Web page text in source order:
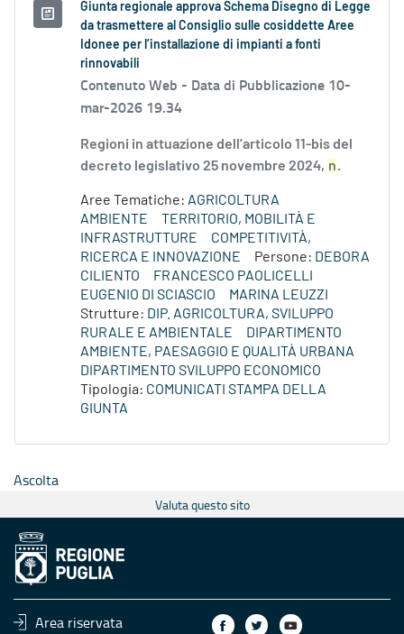
Giunta regionale approva Schema Disegno di Legge
da trasmettere al Consiglio sulle cosiddette Aree
Idonee per l’installazione di impianti a fonti
rinnovabili
Contenuto Web - Data di Pubblicazione 10-
mar-2026 19.34
Regioni in attuazione dell’articolo 11-bis del
decreto legislativo 25 novembre 2024, n.
Aree Tematiche: AGRICOLTURA
AMBIENTE
TERRITORIO, MOBILITÀ E
INFRASTRUTTURE
COMPETITIVITÀ,
RICERCA E INNOVAZIONE
Persone: DEBORA
CILIENTO
FRANCESCO PAOLICELLI
EUGENIO DI SCIASCIO
MARINA LEUZZI
Strutture: DIP. AGRICOLTURA, SVILUPPO
RURALE E AMBIENTALE
DIPARTIMENTO
AMBIENTE, PAESAGGIO E QUALITÀ URBANA
DIPARTIMENTO SVILUPPO ECONOMICO
Tipologia: COMUNICATI STAMPA DELLA
GIUNTA
Ascolta
Valuta questo sito
Area riservata